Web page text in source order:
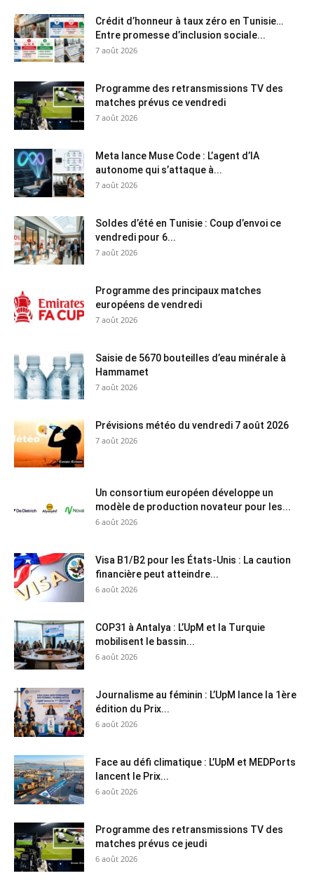
Crédit d’honneur à taux zéro en Tunisie…
Entre promesse d’inclusion sociale...
7 août 2026
Programme des retransmissions TV des
matches prévus ce vendredi
7 août 2026
Meta lance Muse Code : L’agent d’IA
autonome qui s’attaque à...
7 août 2026
Soldes d’été en Tunisie : Coup d’envoi ce
vendredi pour 6...
7 août 2026
Programme des principaux matches
européens de vendredi
7 août 2026
Saisie de 5670 bouteilles d’eau minérale à
Hammamet
7 août 2026
Prévisions météo du vendredi 7 août 2026
7 août 2026
Un consortium européen développe un
modèle de production novateur pour les...
6 août 2026
Visa B1/B2 pour les États-Unis : La caution
financière peut atteindre...
6 août 2026
COP31 à Antalya : L’UpM et la Turquie
mobilisent le bassin...
6 août 2026
Journalisme au féminin : L’UpM lance la 1ère
édition du Prix...
6 août 2026
Face au défi climatique : L’UpM et MEDPorts
lancent le Prix...
6 août 2026
Programme des retransmissions TV des
matches prévus ce jeudi
6 août 2026